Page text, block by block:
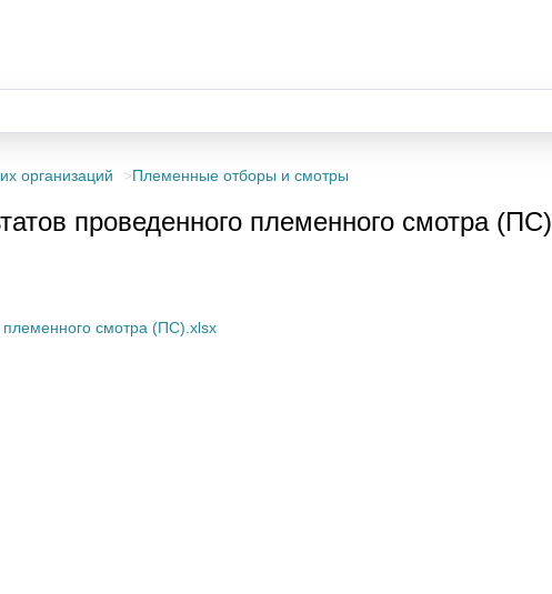
организаций Племенные отборы и смотры
проведенного племенного смотра (ПС)
племенного смотра (ПС).xlsx